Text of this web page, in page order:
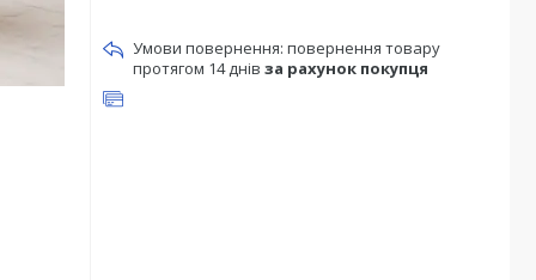
повернення товару
протягом 14 днів за рахунок покупця